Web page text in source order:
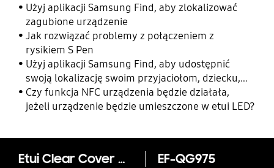
Użyj aplikacji Samsung Find, aby zlokalizować
zagubione urządzenie
Jak rozwiązać problemy z połączeniem z
rysikiem S Pen
Użyj aplikacji Samsung Find, aby udostępnić
swoją lokalizację swoim przyjaciołom, dziecku,
rodzinie i innym kontaktom
Czy funkcja NFC urządzenia będzie działała,
jeżeli urządzenie będzie umieszczone w etui LED?
Etui Clear Cover do Galaxy S10+ EF-QG975